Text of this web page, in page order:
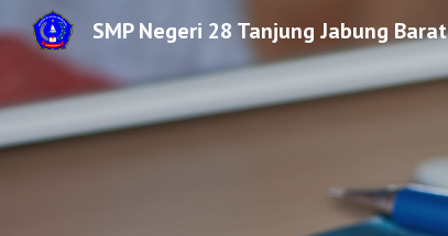
SMP Negeri 28 Tanjung Jabung Barat